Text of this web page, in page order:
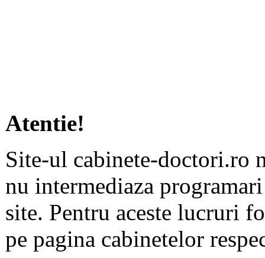
Atentie!
Site-ul cabinete-doctori.ro
nu intermediaza
site. Pentru aceste lucruri
pe pagina cabinetelor